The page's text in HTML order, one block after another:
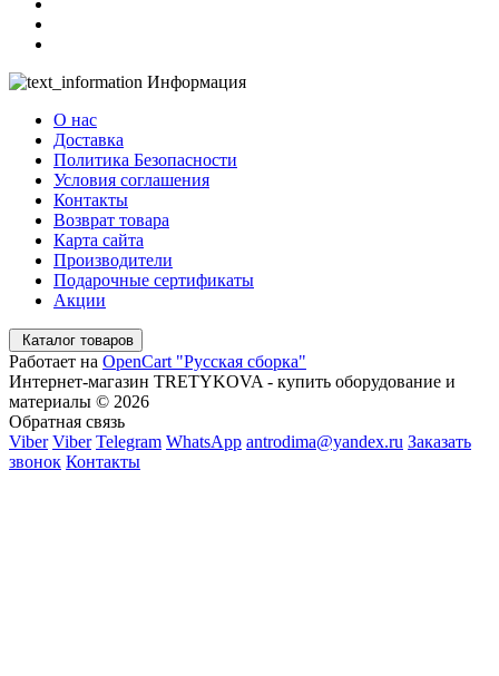
Информация
О нас
Доставка
Политика Безопасности
Условия соглашения
Контакты
Возврат товара
Карта сайта
Производители
Подарочные сертификаты
Акции
Каталог товаров
Работает на OpenCart "Русская сборка"
Интернет-магазин TRETYKOVA - купить оборудование и
материалы © 2026
Обратная связь
Viber Viber Telegram WhatsApp antrodima@yandex.ru Заказать
звонок Контакты